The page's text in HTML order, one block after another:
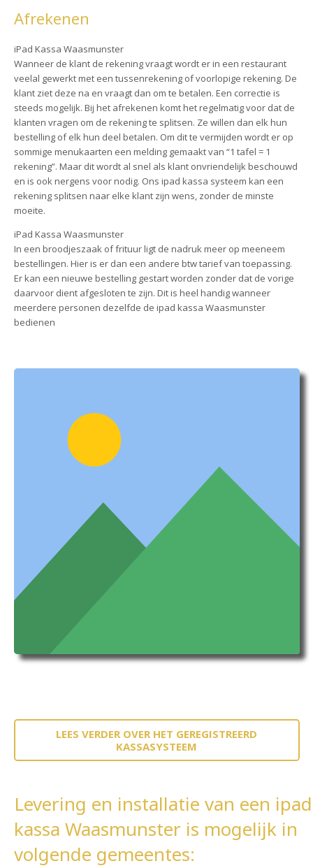
Afrekenen
iPad Kassa Waasmunster
Wanneer de klant de rekening vraagt wordt er in een restaurant
veelal gewerkt met een tussenrekening of voorlopige rekening. De
klant ziet deze na en vraagt dan om te betalen. Een correctie is
steeds mogelijk. Bij het afrekenen komt het regelmatig voor dat de
klanten vragen om de rekening te splitsen. Ze willen dan elk hun
bestelling of elk hun deel betalen. Om dit te vermijden wordt er op
sommige menukaarten een melding gemaakt van “1 tafel = 1
rekening”. Maar dit wordt al snel als klant onvriendelijk beschouwd
en is ook nergens voor nodig. Ons ipad kassa systeem kan een
rekening splitsen naar elke klant zijn wens, zonder de minste
moeite.
iPad Kassa Waasmunster
In een broodjeszaak of frituur ligt de nadruk meer op meeneem
bestellingen. Hier is er dan een andere btw tarief van toepassing.
Er kan een nieuwe bestelling gestart worden zonder dat de vorige
daarvoor dient afgesloten te zijn. Dit is heel handig wanneer
meerdere personen dezelfde de ipad kassa Waasmunster
bedienen
LEES VERDER OVER HET GEREGISTREERD
KASSASYSTEEM
Levering en installatie van een ipad
kassa Waasmunster is mogelijk in
volgende gemeentes: